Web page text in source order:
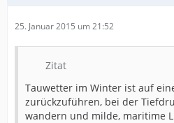
25. Januar 2015 um 21:52
Zitat
Tauwetter im Winter ist auf
zurückzuführen, bei der
wandern und milde, maritime